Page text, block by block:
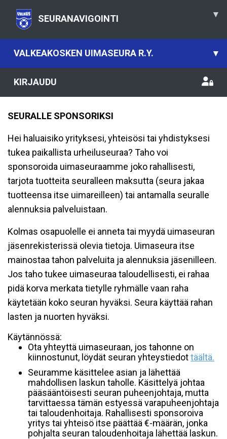
SEURANAVIGOINTI ▾
VALKEAKOSKEN UIMASEURA R.Y. ▾
KIRJAUDU
SEURALLE SPONSORIKSI
Hei haluaisiko yrityksesi, yhteisösi tai yhdistyksesi
tukea paikallista urheiluseuraa? Taho voi
sponsoroida uimaseuraamme joko rahallisesti,
tarjota tuotteita seuralleen maksutta (seura jakaa
tuotteensa itse uimareilleen) tai antamalla seuralle
alennuksia palveluistaan.
Kolmas osapuolelle ei anneta tai myydä uimaseuran
jäsenrekisterissä olevia tietoja. Uimaseura itse
mainostaa tahon palveluita ja alennuksia jäsenilleen.
Jos taho tukee uimaseuraa taloudellisesti, ei rahaa
pidä korva merkata tietylle ryhmälle vaan raha
käytetään koko seuran hyväksi. Seura käyttää rahan
lasten ja nuorten hyväksi.
Käytännössä:
Ota yhteyttä uimaseuraan, jos tahonne on
kiinnostunut, löydät seuran yhteystiedottäältä.
Seuramme käsittelee asian ja lähettää
mahdollisen laskun taholle. Käsittelyä johtaa
pääsääntöisesti seuran puheenjohtaja, mutta
tarvittaessa tämän estyessä varapuheenjohtaja
tai taloudenhoitaja. Rahallisesti sponsoroiva
yritys tai yhteisö itse päättää €-määrän, jonka
pohjalta seuran taloudenhoitaja lähettää laskun.